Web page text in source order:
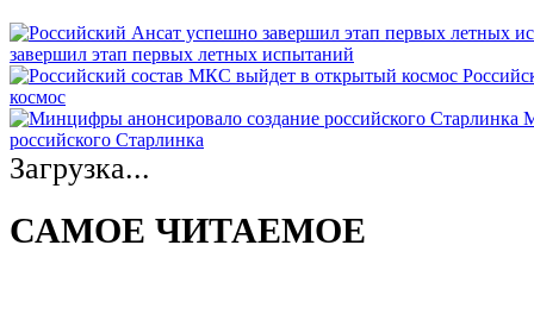
завершил этап первых летных испытаний
космос
российского Старлинка
Загрузка...
САМОЕ ЧИТАЕМОЕ